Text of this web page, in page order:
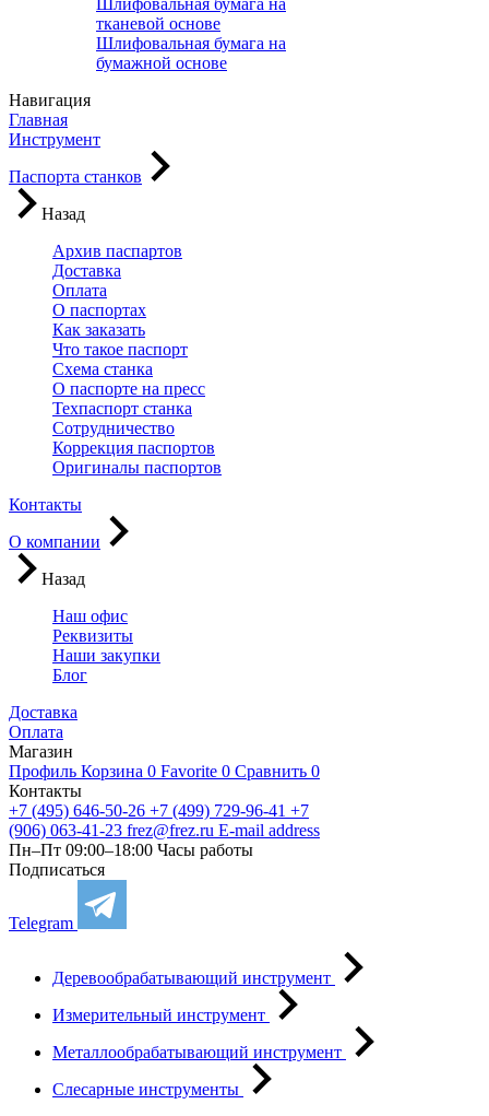
Шлифовальная бумага на
тканевой основе
Шлифовальная бумага на
бумажной основе
Навигация
Главная
Инструмент
Паспорта станков
Назад
Архив паспартов
Доставка
Оплата
О паспортах
Как заказать
Что такое паспорт
Схема станка
О паспорте на пресс
Техпаспорт станка
Сотрудничество
Коррекция паспортов
Оригиналы паспортов
Контакты
О компании
Назад
Наш офис
Реквизиты
Наши закупки
Блог
Доставка
Оплата
Магазин
Профиль Корзина 0 Favorite 0 Сравнить 0
Контакты
+7 (495) 646-50-26 +7 (499) 729-96-41 +7
(906) 063-41-23 frez@frez.ru E-mail address
Пн–Пт 09:00–18:00 Часы работы
Подписаться
Telegram
Деревообрабатывающий инструмент
Измерительный инструмент
Металлообрабатывающий инструмент
Слесарные инструменты